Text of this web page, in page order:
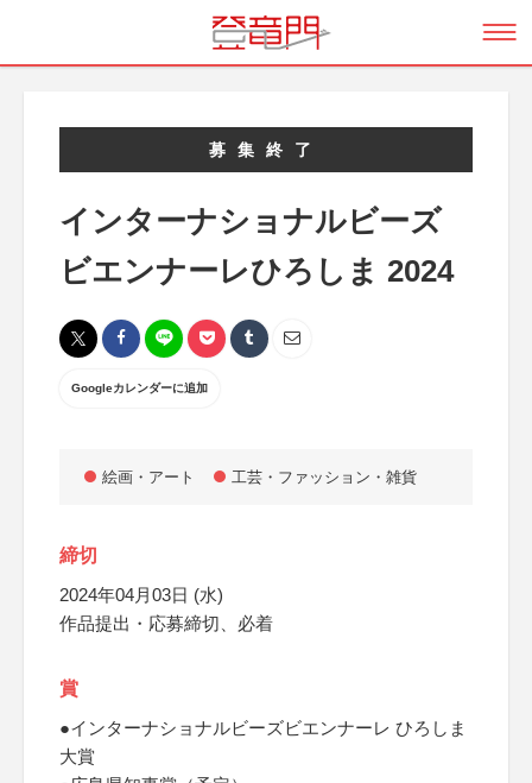
募集終了
インターナショナルビーズ
ビエンナーレひろしま 2024
Googleカレンダーに追加
絵画・アート 工芸・ファッション・雑貨
締切
2024年04月03日 (水)
作品提出・応募締切、必着
賞
●インターナショナルビーズビエンナーレ ひろしま
大賞